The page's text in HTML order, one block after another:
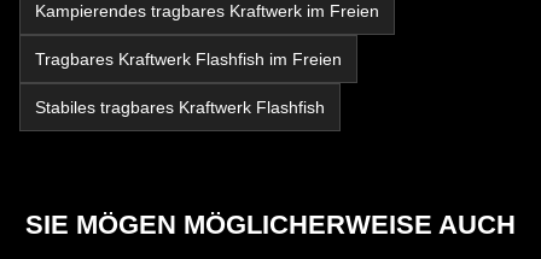
Kampierendes tragbares Kraftwerk im Freien
Tragbares Kraftwerk Flashfish im Freien
Stabiles tragbares Kraftwerk Flashfish
SIE MÖGEN MÖGLICHERWEISE AUCH